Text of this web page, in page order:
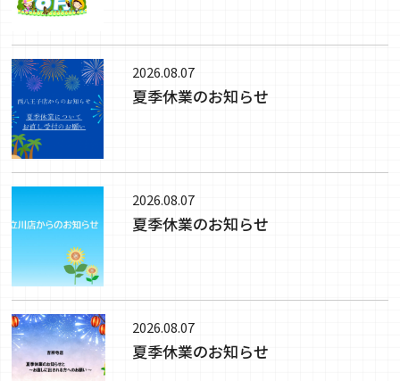
2026.08.07
夏季休業のお知らせ
2026.08.07
夏季休業のお知らせ
2026.08.07
夏季休業のお知らせ